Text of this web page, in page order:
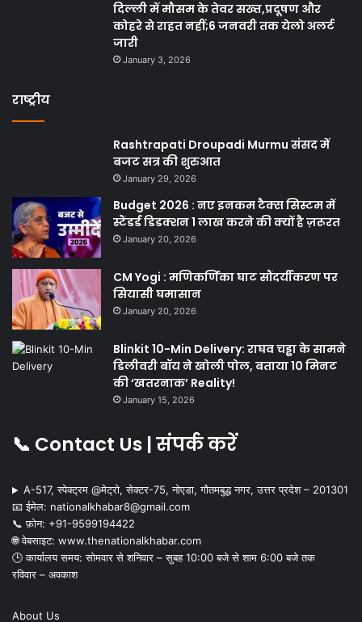
दिल्ली में मौसम के तेवर सख्त,प्रदूषण और
कोहरे से राहत नहीं;6 जनवरी तक येलो अलर्ट
जारी
January 3, 2026
राष्ट्रीय
Rashtrapati Droupadi Murmu संसद में
बजट सत्र की शुरुआत
January 29, 2026
Budget 2026 : नए इनकम टैक्स सिस्टम में
स्टैंडर्ड डिडक्शन 1 लाख करने की क्यों है ज़रूरत
January 20, 2026
CM Yogi : मणिकर्णिका घाट सौंदर्यीकरण पर
सियासी घमासान
January 20, 2026
Blinkit 10-Min Delivery: राघव चड्ढा के सामने
डिलीवरी बॉय ने खोली पोल, बताया 10 मिनट
की ‘खतरनाक’ Reality!
January 15, 2026
📞 Contact Us | संपर्क करें
A-517, स्पेक्ट्रम @मेट्रो, सेक्टर-75, नोएडा, गौतमबुद्ध नगर, उत्तर प्रदेश – 201301
📧 ईमेल: nationalkhabar8@gmail.com
📞 फ़ोन: ‪+91-9599194422‬
🌐 वेबसाइट: www.thenationalkhabar.com
🕒 कार्यालय समय: सोमवार से शनिवार – सुबह 10:00 बजे से शाम 6:00 बजे तक
रविवार – अवकाश
About Us